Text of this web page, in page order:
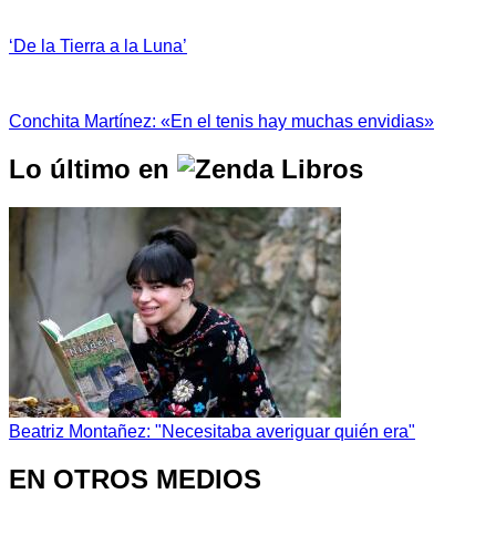
‘De la Tierra a la Luna’
Conchita Martínez: «En el tenis hay muchas envidias»
Lo último en
Beatriz Montañez: "Necesitaba averiguar quién era"
EN OTROS MEDIOS